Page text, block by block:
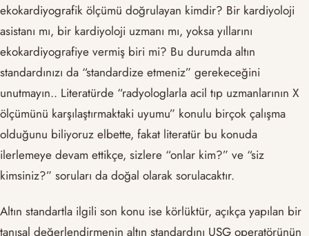
ekokardiyografik ölçümü doğrulayan kimdir? Bir kardiyoloji
asistanı mı, bir kardiyoloji uzmanı mı, yoksa yıllarını
ekokardiyografiye vermiş biri mi? Bu durumda altın
standardınızı da “standardize etmeniz” gerekeceğini
unutmayın.. Literatürde “radyologlarla acil tıp uzmanlarının X
ölçümünü karşılaştırmaktaki uyumu” konulu birçok çalışma
olduğunu biliyoruz elbette, fakat literatür bu konuda
ilerlemeye devam ettikçe, sizlere “onlar kim?” ve “siz
kimsiniz?” soruları da doğal olarak sorulacaktır.
Altın standartla ilgili son konu ise körlüktür, açıkça yapılan bir
tanısal değerlendirmenin altın standardını USG operatörünün